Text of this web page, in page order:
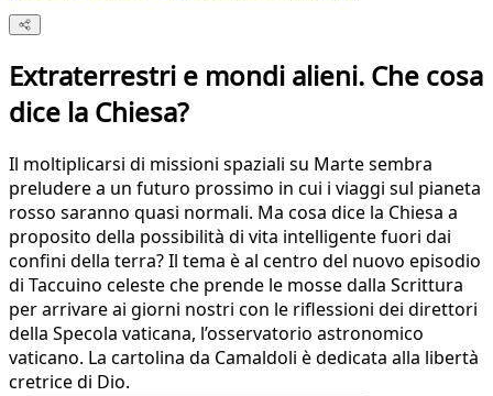
Extraterrestri e mondi alieni. Che cosa
dice la Chiesa?
Il moltiplicarsi di missioni spaziali su Marte sembra
preludere a un futuro prossimo in cui i viaggi sul pianeta
rosso saranno quasi normali. Ma cosa dice la Chiesa a
proposito della possibilità di vita intelligente fuori dai
confini della terra? Il tema è al centro del nuovo episodio
di Taccuino celeste che prende le mosse dalla Scrittura
per arrivare ai giorni nostri con le riflessioni dei direttori
della Specola vaticana, l’osservatorio astronomico
vaticano. La cartolina da Camaldoli è dedicata alla libertà
cretrice di Dio.